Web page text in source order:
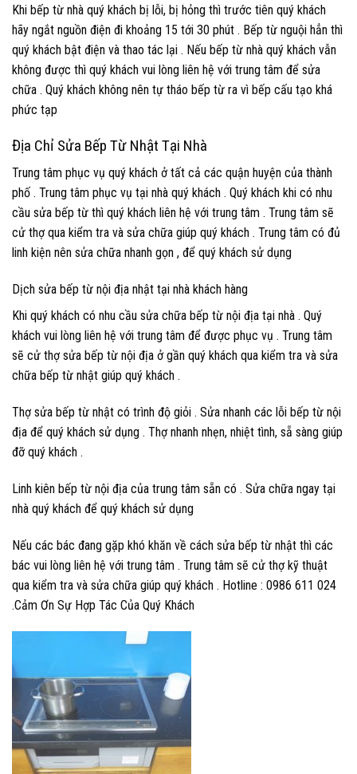
Khi bếp từ nhà quý khách bị lỗi, bị hỏng thì trước tiên quý khách
hãy ngắt nguồn điện đi khoảng 15 tới 30 phút . Bếp từ nguội hẳn thì
quý khách bật điện và thao tác lại . Nếu bếp từ nhà quý khách vẫn
không được thì quý khách vui lòng liên hệ với trung tâm để sửa
chữa . Quý khách không nên tự tháo bếp từ ra vì bếp cấu tạo khá
phức tạp
Địa Chỉ Sửa Bếp Từ Nhật Tại Nhà
Trung tâm phục vụ quý khách ở tất cả các quận huyện của thành
phố . Trung tâm phục vụ tại nhà quý khách . Quý khách khi có nhu
cầu sửa bếp từ thì quý khách liên hệ với trung tâm . Trung tâm sẽ
cử thợ qua kiểm tra và sửa chữa giúp quý khách . Trung tâm có đủ
linh kiện nên sửa chữa nhanh gọn , để quý khách sử dụng
Dịch sửa bếp từ nội địa nhật tại nhà khách hàng
Khi quý khách có nhu cầu sửa chữa bếp từ nội địa tại nhà . Quý
khách vui lòng liên hệ với trung tâm để được phục vụ . Trung tâm
sẽ cử thợ sửa bếp từ nội địa ở gần quý khách qua kiểm tra và sửa
chữa bếp từ nhật giúp quý khách .
Thợ sửa bếp từ nhật có trình độ giỏi . Sửa nhanh các lỗi bếp từ nội
địa để quý khách sử dụng . Thợ nhanh nhẹn, nhiệt tình, sẵ sàng giúp
đỡ quý khách .
Linh kiên bếp từ nội địa của trung tâm sẵn có . Sửa chữa ngay tại
nhà quý khách để quý khách sử dụng
Nếu các bác đang gặp khó khăn về cách sửa bếp từ nhật thì các
bác vui lòng liên hệ với trung tâm . Trung tâm sẽ cử thợ kỹ thuật
qua kiểm tra và sửa chữa giúp quý khách . Hotline : 0986 611 024
.Cảm Ơn Sự Hợp Tác Của Quý Khách